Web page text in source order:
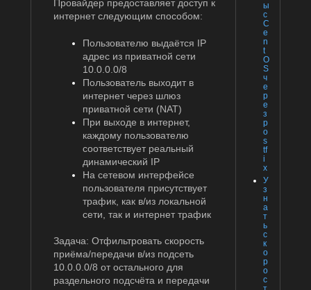
ы
с
C
e
n
t
O
S
ч
е
р
е
з
p
o
s
tf
i
x
У
з
н
а
т
ь
с
к
о
р
о
с
Провайдер предоставляет доступ к
интернет следующим способом:
Пользователю выдаётся IP
адрес из приватной сети
10.0.0.0/8
Пользователь выходит в
интернет через шлюз
приватной сети (NAT)
При выходе в интернет,
каждому пользователю
соответствует реальный
динамический IP
На сетевом интерфейсе
пользователя присутствует
трафик, как в/из локальной
сети, так и интернет трафик
Задача: Отфильтровать скорость
приёма/передачи в/из подсеть
10.0.0.0/8 от остального для
раздельного подсчёта и передачи